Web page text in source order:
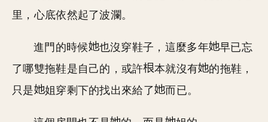
里，心底依然起了波瀾。
進門的時候 也沒穿鞋子，這麼多年
早已忘
了哪雙拖鞋是自己的，或許
本就沒有
的拖鞋，
只是
姐穿剩下的找出來給了 而已。